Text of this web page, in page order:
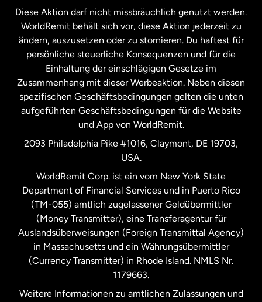
Niederlande
Schweden
Spanien
Vereinigte Staaten English
Vereinigte Staaten
Vereinigtes Königreich
Diese Aktion darf nicht missbräuchlich genutzt werden.
WorldRemit behält sich vor, diese Aktion jederzeit zu
ändern, auszusetzen oder zu stornieren. Du haftest für
persönliche steuerliche Konsequenzen und für die
Einhaltung der einschlägigen Gesetze im
Zusammenhang mit dieser Werbeaktion. Neben diesen
spezifischen Geschäftsbedingungen gelten die unten
aufgeführten Geschäftsbedingungen für die Website
und App von WorldRemit.
2093 Philadelphia Pike #1016, Claymont, DE 19703,
USA.
WorldRemit Corp. ist ein vom New York State
Department of Financial Services und in Puerto Rico
(TM-055) amtlich zugelassener Geldübermittler
(Money Transmitter), eine Transferagentur für
Auslandsüberweisungen (Foreign Transmittal Agency)
in Massachusetts und ein Währungsübermittler
(Currency Transmitter) in Rhode Island. NMLS Nr.
1179663.
Weitere Informationen zu amtlichen Zulassungen und